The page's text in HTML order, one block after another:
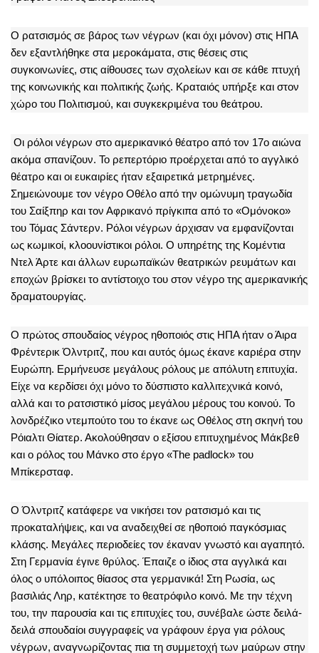
Ο ρατσισμός σε βάρος των νέγρων (και όχι μόνον) στις ΗΠΑ
δεν εξαντλήθηκε στα μεροκάματα, στις θέσεις στις
συγκοινωνίες, στις αίθουσες των σχολείων και σε κάθε πτυχή
της κοινωνικής και πολιτικής ζωής. Κραταιός υπήρξε και στον
χώρο του Πολιτισμού, και συγκεκριμένα του θεάτρου.
Οι ρόλοι νέγρων στο αμερικανικό θέατρο από τον 17ο αιώνα
ακόμα σπανίζουν. Το ρεπερτόριο προέρχεται από το αγγλικό
θέατρο και οι ευκαιρίες ήταν εξαιρετικά μετρημένες.
Σημειώνουμε τον νέγρο Οθέλο από την ομώνυμη τραγωδία
του Σαίξπηρ και τον Αφρικανό πρίγκιπα από το «Ομόνοκο»
του Τόμας Σάντερν. Ρόλοι νέγρων άρχισαν να εμφανίζονται
ως κωμικοί, κλοουνίστικοι ρόλοι. Ο υπηρέτης της Κομέντια
Ντελ Άρτε και άλλων ευρωπαϊκών θεατρικών ρευμάτων και
εποχών βρίσκει το αντίστοιχο του στον νέγρο της αμερικανικής
δραματουργίας.
Ο πρώτος σπουδαίος νέγρος ηθοποιός στις ΗΠΑ ήταν ο Άιρα
Φρέντερικ Όλντριτζ, που και αυτός όμως έκανε καριέρα στην
Ευρώπη. Ερμήνευσε μεγάλους ρόλους με απόλυτη επιτυχία.
Είχε να κερδίσει όχι μόνο το δύσπιστο καλλιτεχνικά κοινό,
αλλά και το ρατσιστικό μίσος μεγάλου μέρους του κοινού. Το
λονδρέζικο ντεμπούτο του το έκανε ως Οθέλος στη σκηνή του
Ρόιαλτι Θίατερ. Ακολούθησαν ο εξίσου επιτυχημένος Μάκβεθ
και ο ρόλος του Μάνκο στο έργο «The padlock» του
Μπίκερσταφ.
Ο Όλντριτζ κατάφερε να νικήσει τον ρατσισμό και τις
προκαταλήψεις, και να αναδειχθεί σε ηθοποιό παγκόσμιας
κλάσης. Μεγάλες περιοδείες τον έκαναν γνωστό και αγαπητό.
Στη Γερμανία έγινε θρύλος. Έπαιζε ο ίδιος στα αγγλικά και
όλος ο υπόλοιπος θίασος στα γερμανικά! Στη Ρωσία, ως
βασιλιάς Ληρ, κατέκτησε το θεατρόφιλο κοινό. Με την τέχνη
του, την παρουσία και τις επιτυχίες του, συνέβαλε ώστε δειλά-
δειλά σπουδαίοι συγγραφείς να γράφουν έργα για ρόλους
νέγρων, αναγνωρίζοντας πια τη συμμετοχή των μαύρων στην